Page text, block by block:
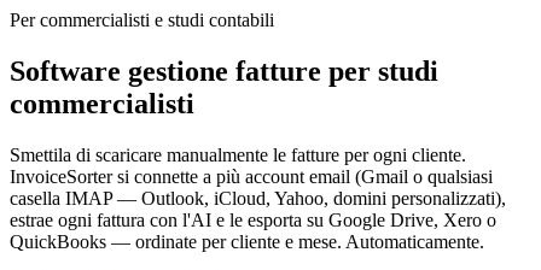
Per commercialisti e studi contabili
Software gestione fatture per studi
commercialisti
Smettila di scaricare manualmente le fatture per ogni cliente.
InvoiceSorter si connette a più account email (Gmail o qualsiasi
casella IMAP — Outlook, iCloud, Yahoo, domini personalizzati),
estrae ogni fattura con l'AI e le esporta su Google Drive, Xero o
QuickBooks — ordinate per cliente e mese. Automaticamente.